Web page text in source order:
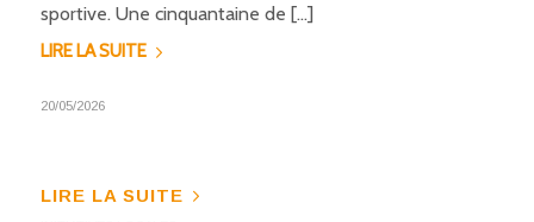
sportive. Une cinquantaine de […]
LIRE LA SUITE
20/05/2026
LIRE LA SUITE